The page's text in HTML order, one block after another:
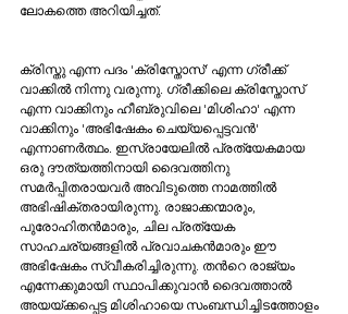
ലോകത്തെ അറിയിച്ചത്.
ക്രിസ്തു എന്ന പദം 'ക്രിസ്തോസ്' എന്ന ഗ്രീക്ക്
വാക്കില്‍ നിന്നു വരുന്നു. ഗ്രീക്കിലെ ക്രിസ്തോസ്
എന്ന വാക്കിനും ഹീബ്രുവിലെ 'മിശിഹാ' എന്ന
വാക്കിനും 'അഭിഷേകം ചെയ്യപ്പെട്ടവന്‍'
എന്നാണര്‍ത്ഥം. ഇസ്രായേലില്‍ പ്രത്യേകമായ
ഒരു ദൗത്യത്തിനായി ദൈവത്തിനു
സമര്‍പ്പിതരായവര്‍ അവിടുത്തെ നാമത്തില്‍
അഭിഷിക്തരായിരുന്നു. രാജാക്കന്മാരും,
പുരോഹിതന്‍മാരും, ചില പ്രത്യേക
സാഹചര്യങ്ങളില്‍ പ്രവാചകന്‍മാരും ഈ
അഭിഷേകം സ്വീകരിച്ചിരുന്നു. തന്‍റെ രാജ്യം
എന്നേക്കുമായി സ്ഥാപിക്കുവാന്‍ ദൈവത്താല്‍
അയയ്ക്കപ്പെട്ട മിശിഹായെ സംബന്ധിച്ചിടത്തോളം